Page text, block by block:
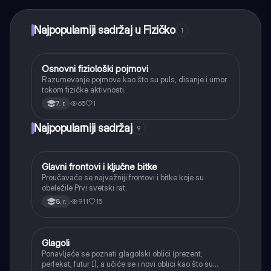
Najpopularniji sadržaj u Fizičko 1
Fizičko
Osnovni fiziološki pojmovi
Razumevanje pojmova kao što su puls, disanje i umor
tokom fizičke aktivnosti.
7. r. 65 1
Najpopularniji sadržaj 9
Istorija
Glavni frontovi i ključne bitke
Proučavaće se najvažniji frontovi i bitke koje su
obeležile Prvi svetski rat.
8. r. 911 15
Srpski jezik
Glagoli
Ponavljaće se poznati glagolski oblici (prezent,
perfekat, futur I), a učiće se i novi oblici kao što su